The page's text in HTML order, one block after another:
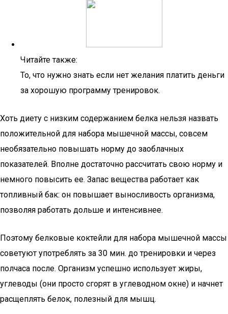
Читайте также:
То, что нужно знать если нет желания платить деньги
за хорошую программу тренировок.
Хоть диету с низким содержанием белка нельзя назвать
положительной для набора мышечной массы, совсем
необязательно повышать норму до заоблачных
показателей. Вполне достаточно рассчитать свою норму и
немного повысить ее. Запас вещества работает как
топливный бак: он повышает выносливость организма,
позволяя работать дольше и интенсивнее.
Поэтому белковые коктейли для набора мышечной массы
советуют употреблять за 30 мин. до тренировки и через
полчаса после. Организм успешно использует жиры,
углеводы (они просто сгорят в углеводном окне) и начнет
расщеплять белок, полезный для мышц.